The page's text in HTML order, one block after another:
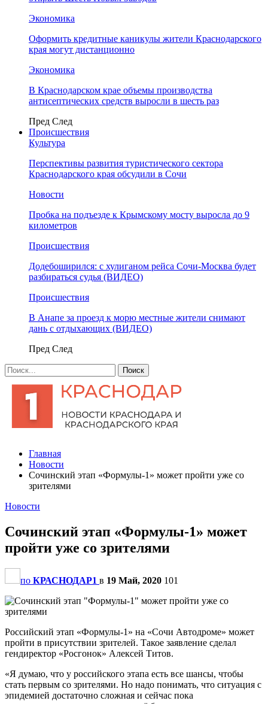
Экономика
Оформить кредитные каникулы жители Краснодарского
края могут дистанционно
Экономика
В Краснодарском крае объемы производства
антисептических средств выросли в шесть раз
Пред След
Происшествия
Культура
Перспективы развития туристического сектора
Краснодарского края обсудили в Сочи
Новости
Пробка на подъезде к Крымскому мосту выросла до 9
километров
Происшествия
Додебоширился: с хулиганом рейса Сочи-Москва будет
разбираться судья (ВИДЕО)
Происшествия
В Анапе за проезд к морю местные жители снимают
дань с отдыхающих (ВИДЕО)
Пред След
Главная
Новости
Сочинский этап «Формулы-1» может пройти уже со
зрителями
Новости
Сочинский этап «Формулы-1» может
пройти уже со зрителями
по КРАСНОДАР1 в 19 Май, 2020 101
Российский этап «Формулы-1» на «Сочи Автодроме» может
пройти в присутствии зрителей. Такое заявление сделал
гендиректор «Росгонок» Алексей Титов.
«Я думаю, что у российского этапа есть все шансы, чтобы
стать первым со зрителями. Но надо понимать, что ситуация с
эпидемией достаточно сложная и сейчас пока